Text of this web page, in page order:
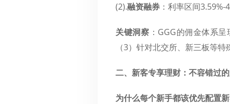
(2).融资融券 ：利率区间
关键洞察 ：GGG的佣金体系
（3）针对北交所、新三板等
二、新客专享理财：不容错过
为什么每个新手都该优先配置